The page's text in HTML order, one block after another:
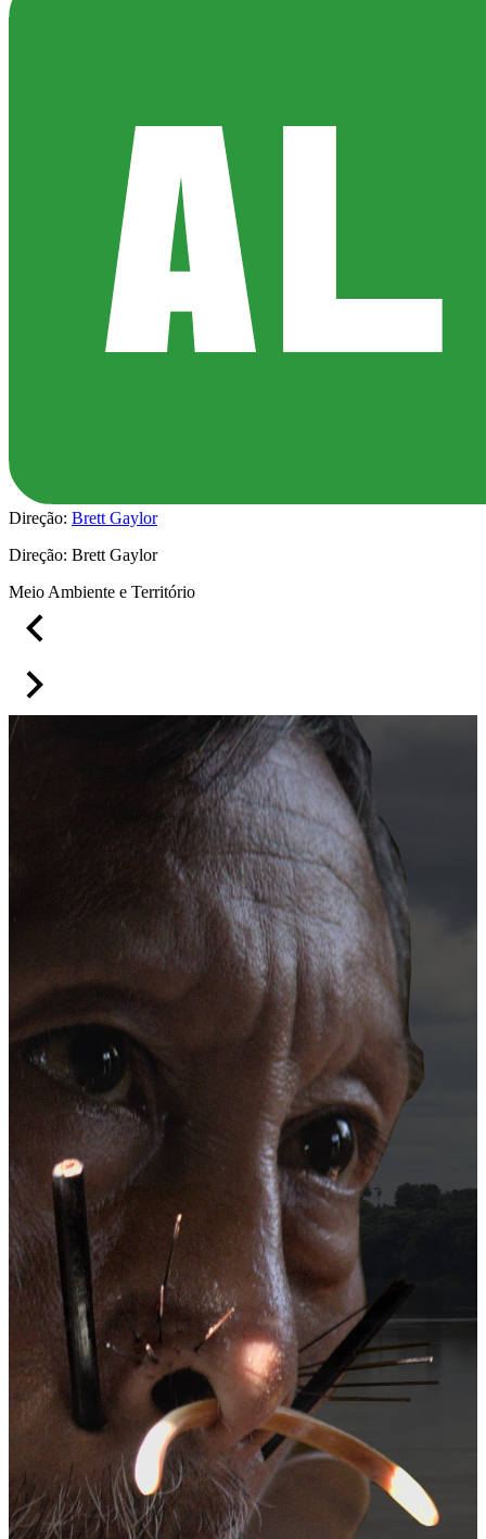
Direção: Brett Gaylor
Direção: Brett Gaylor
Meio Ambiente e Território